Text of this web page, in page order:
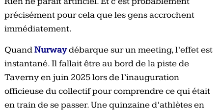
précisément pour cela que les gens accrochent
immédiatement.
QuandNurwaydébarque sur un meeting, l’effet est
instantané. Il fallait être au bord de la piste de
Taverny en juin 2025 lors de l’inauguration
officieuse du collectif pour comprendre ce qui était
en train de se passer. Une quinzaine d’athlètes en